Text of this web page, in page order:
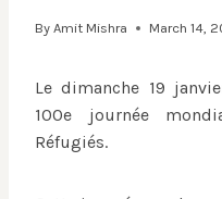
By Amit Mishra March 14,
Le dimanche 19
100e journée
Réfugiés.